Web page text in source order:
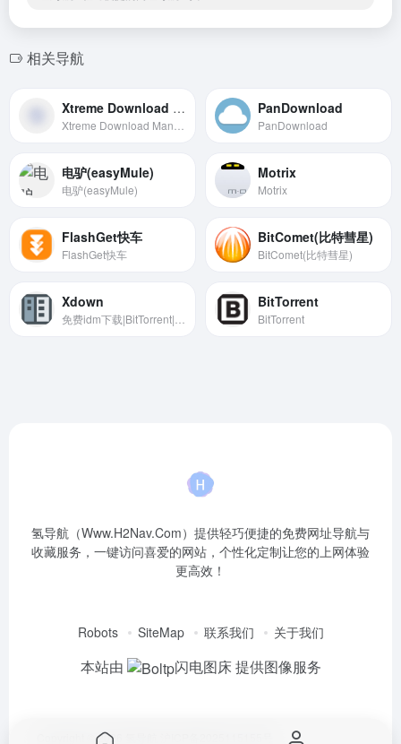
相关导航
Xtreme Download Manager PanDownload
PanDownload
电驴(easyMule)
电驴(easyMule)
Motrix
Motrix
FlashGet快车
FlashGet快车
BitComet(比特彗星)
BitComet(比特彗星)
Xdown BitTorrent
BitTorrent
氢导航（Www.H2Nav.Com）提供轻巧便捷的免费网址导航与
收藏服务，一键访问喜爱的网站，个性化定制让您的上网体验
更高效！
Robots SiteMap 联系我们 关于我们
本站由 闪电图床提供图像服务
Copyright © 2026